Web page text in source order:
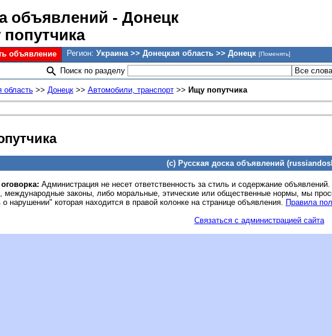
объявлений - Донецк
объявление Регион: Украина >> Донецкая область >> Донецк [Поменять]
Поиск по разделу
область>> Донецк>> Автомобили, транспорт>> Ищу попутчика
(c) Русская доска объявлений
Администрация не несет ответственность за стиль и содержание
международные законы, либо моральные, этические или общественные нормы, мы
нарушении" которая находится в правой колонке на странице объявления. Правила
Связаться с администрацией сайта